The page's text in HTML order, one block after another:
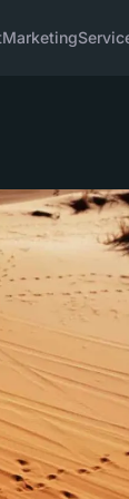
Marketing